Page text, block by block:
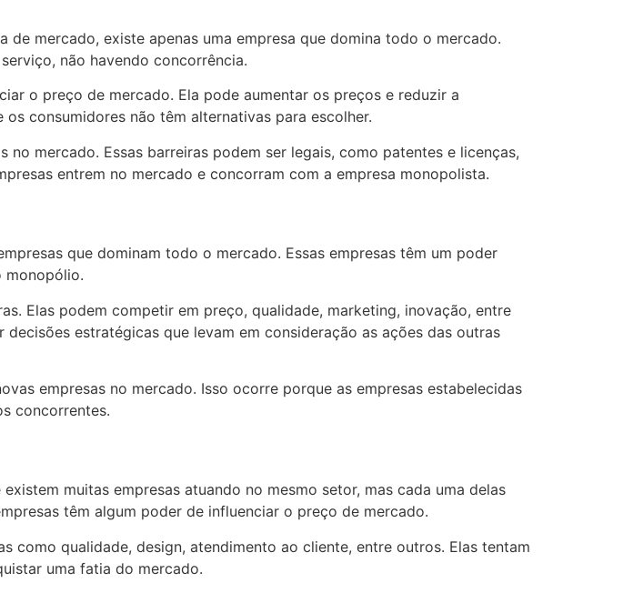
mercado, existe apenas uma empresa que domina todo o mercado.
não havendo concorrência.
o preço de mercado. Ela pode aumentar os preços e reduzir a
consumidores não têm alternativas para escolher.
mercado. Essas barreiras podem ser legais, como patentes e licenças,
entrem no mercado e concorram com a empresa monopolista.
que dominam todo o mercado. Essas empresas têm um poder
monopólio.
Elas podem competir em preço, qualidade, marketing, inovação, entre
estratégicas que levam em consideração as ações das outras
empresas no mercado. Isso ocorre porque as empresas estabelecidas
concorrentes.
muitas empresas atuando no mesmo setor, mas cada uma delas
têm algum poder de influenciar o preço de mercado.
como qualidade, design, atendimento ao cliente, entre outros. Elas tentam
uma fatia do mercado.